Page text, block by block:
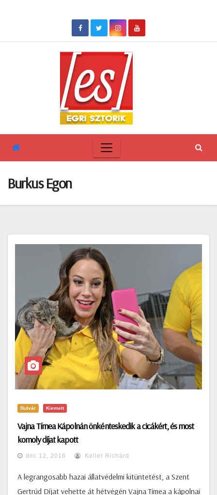
Burkus Egon
Bulvár Kiemelt
Vajna Tímea Kápolnán önkénteskedik a cicákért, és most
komoly díjat kapott
dec 12, 2016 Keller Richárd
A legrangosabb hazai állatvédelmi kitüntetést, a Szent
Gertrúd Díjat vehette át hétvégén Vajna Tímea a kápolnai